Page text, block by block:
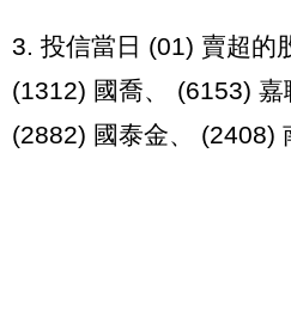
3. 投信當日 (01) 賣超的
(1312) 國喬、 (6153) 嘉
(2882) 國泰金、 (2408)